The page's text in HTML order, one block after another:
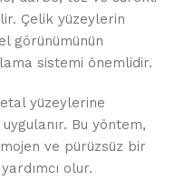
Çelik yüzeylerin
görünümünün
sistemi önemlidir.
yüzeylerine
Bu yöntem,
ve pürüzsüz bir
olur.